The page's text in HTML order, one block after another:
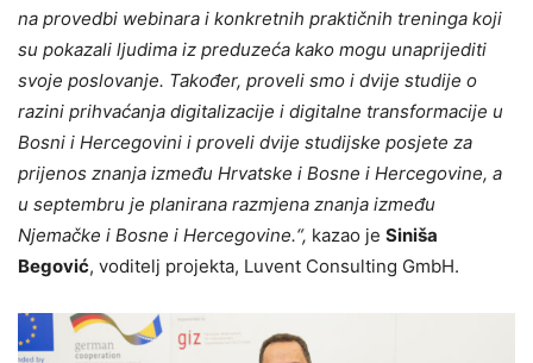
na provedbi webinara i konkretnih praktičnih treninga koji
su pokazali ljudima iz preduzeća kako mogu unaprijediti
svoje poslovanje. Također, proveli smo i dvije studije o
razini prihvaćanja digitalizacije i digitalne transformacije u
Bosni i Hercegovini i proveli dvije studijske posjete za
prijenos znanja između Hrvatske i Bosne i Hercegovine, a
u septembru je planirana razmjena znanja između
Njemačke i Bosne i Hercegovine.“, kazao je Siniša
Begović, voditelj projekta, Luvent Consulting GmbH.